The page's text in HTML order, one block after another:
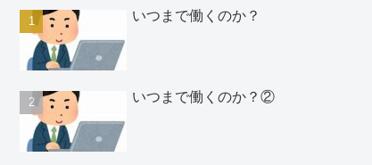
いつまで働くのか？
いつまで働くのか？②